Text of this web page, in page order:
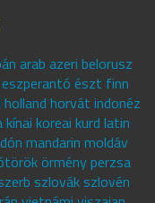
arab azeri belorusz
eszperantó észt finn
horvát indonéz
koreai kurd latin
mandarin moldáv
örmény perzsa
szlovák szlovén